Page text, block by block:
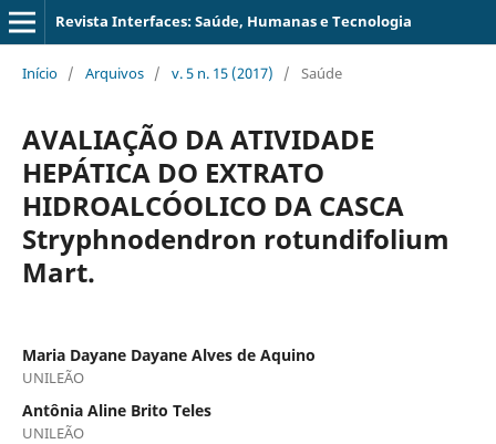
Revista Interfaces: Saúde, Humanas e Tecnologia
Início / Arquivos / v. 5 n. 15 (2017) / Saúde
AVALIAÇÃO DA ATIVIDADE
HEPÁTICA DO EXTRATO
HIDROALCÓOLICO DA CASCA
Stryphnodendron rotundifolium
Mart.
Maria Dayane Dayane Alves de Aquino
UNILEÃO
Antônia Aline Brito Teles
UNILEÃO